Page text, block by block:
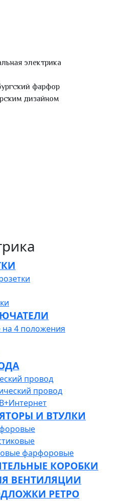
электрика
фарфор
дизайном
4 положения
провод
провод
И ВТУЛКИ
фарфоровые
КОРОБКИ
ВЕНТИЛЯЦИИ
РЕТРО